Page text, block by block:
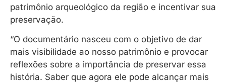
patrimônio arqueológico da região e incentivar sua
preservação.
“O documentário nasceu com o objetivo de dar
mais visibilidade ao nosso patrimônio e provocar
reflexões sobre a importância de preservar essa
história. Saber que agora ele pode alcançar mais